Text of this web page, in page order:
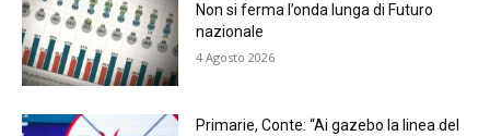
Non si ferma l’onda lunga di Futuro
nazionale
4 Agosto 2026
Primarie, Conte: “Ai gazebo la linea del